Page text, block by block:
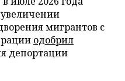
увеличении
мигрантов с
одобрил
депортации